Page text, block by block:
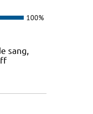
100%
sang,